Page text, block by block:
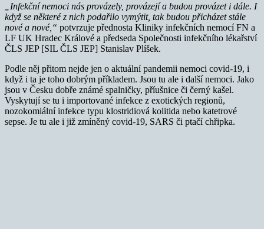
„Infekční nemoci nás provázely, provázejí a budou provázet i dále. I
když se některé z nich podařilo vymýtit, tak budou přicházet stále
nové a nové,“ potvrzuje přednosta Kliniky infekčních nemocí FN a
LF UK Hradec Králové a předseda Společnosti infekčního lékařství
ČLS JEP [SIL ČLS JEP] Stanislav Plíšek.
Podle něj přitom nejde jen o aktuální pandemii nemoci covid-19, i
když i ta je toho dobrým příkladem. Jsou tu ale i další nemoci. Jako
jsou v Česku dobře známé spalničky, příušnice či černý kašel.
Vyskytují se tu i importované infekce z exotických regionů,
nozokomiální infekce typu klostridiová kolitida nebo katetrové
sepse. Je tu ale i již zmíněný covid-19, SARS či ptačí chřipka.